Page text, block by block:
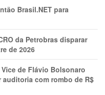
Brasil.NET para
da Petrobras disparar
de 2026
Vice de Flávio Bolsonaro
com rombo de R$